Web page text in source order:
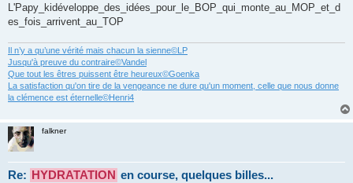
L'Papy_kidéveloppe_des_idées_pour_le_BOP_qui_monte_au_MOP_et_d
es_fois_arrivent_au_TOP
Il n’y a qu’une vérité mais chacun la sienne©LP
Jusqu'à preuve du contraire©Vandel
Que tout les êtres puissent être heureux©Goenka
La satisfaction qu'on tire de la vengeance ne dure qu'un moment, celle que nous donne
la clémence est éternelle©Henri4
falkner
Re: HYDRATATION en course, quelques billes...